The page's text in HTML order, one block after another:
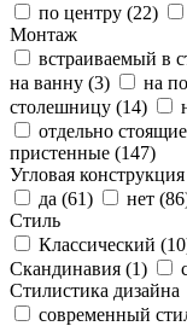
по центру (22)
Монтаж
встраиваемый в
на ванну (3) на
столешницу (14)
отдельно
пристенные (147)
Угловая конструкция
да (61) нет (86
Стиль
Классический (10
Скандинавия (1)
Стилистика дизайна
современный